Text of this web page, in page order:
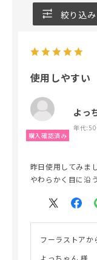
絞り込み
使用しやすい
よっ
年代:
昨日使用してみま
やわらかく目に沿
フーラストアか
よっちゃん 様